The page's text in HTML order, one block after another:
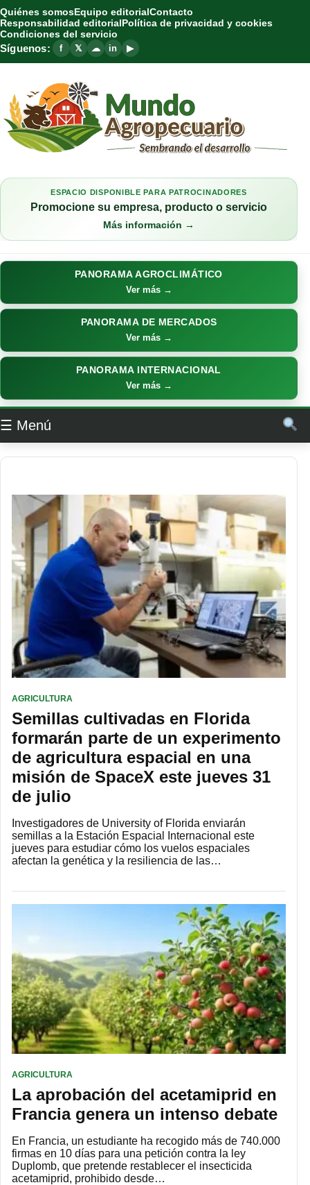
Quiénes somosEquipo editorialContacto
Responsabilidad editorialPolítica de privacidad y cookies
Condiciones del servicio
Síguenos: f 𝕏 ☁ in ▶
ESPACIO DISPONIBLE PARA PATROCINADORES
Promocione su empresa, producto o servicio
Más información →
PANORAMA AGROCLIMÁTICO
Ver más →
PANORAMA DE MERCADOS
Ver más →
PANORAMA INTERNACIONAL
Ver más →
☰ Menú
AGRICULTURA
Semillas cultivadas en Florida
formarán parte de un experimento
de agricultura espacial en una
misión de SpaceX este jueves 31
de julio
Investigadores de University of Florida enviarán
semillas a la Estación Espacial Internacional este
jueves para estudiar cómo los vuelos espaciales
afectan la genética y la resiliencia de las…
AGRICULTURA
La aprobación del acetamiprid en
Francia genera un intenso debate
En Francia, un estudiante ha recogido más de 740.000
firmas en 10 días para una petición contra la ley
Duplomb, que pretende restablecer el insecticida
acetamiprid, prohibido desde…